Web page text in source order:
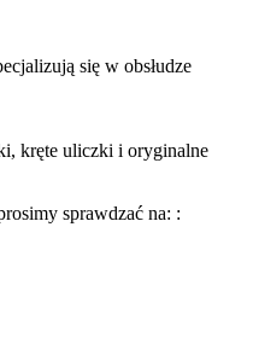
się w obsłudze
kręte uliczki i oryginalne
sprawdzać na: :